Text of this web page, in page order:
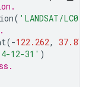
( 'LANDSAT/
(-122.262,
12-31' )